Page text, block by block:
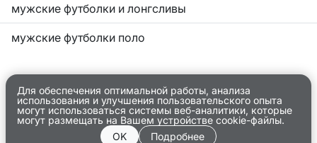
мужские футболки и лонгсливы
мужские футболки поло
Для обеспечения оптимальной работы, анализа
использования и улучшения пользовательского опыта
могут использоваться системы веб-аналитики, которые
могут размещать на Вашем устройстве cookie-файлы.
OK
Подробнее